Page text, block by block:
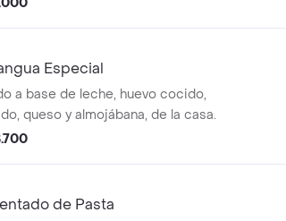
Especial
a base de leche, huevo cocido,
queso y almojábana, de la casa.
de Pasta